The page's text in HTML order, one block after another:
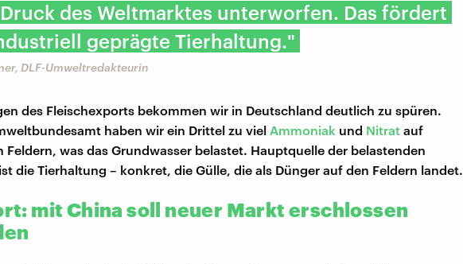
des Weltmarktes unterworfen. Das fördert
geprägte Tierhaltung."
DLF-Umweltredakteurin
des Fleischexports bekommen wir in Deutschland deutlich zu spüren.
haben wir ein Drittel zu viel Ammoniak und Nitrat auf
Feldern, was das Grundwasser belastet. Hauptquelle der belastenden
die Tierhaltung – konkret, die Gülle, die als Dünger auf den Feldern landet.
mit China soll neuer Markt erschlossen